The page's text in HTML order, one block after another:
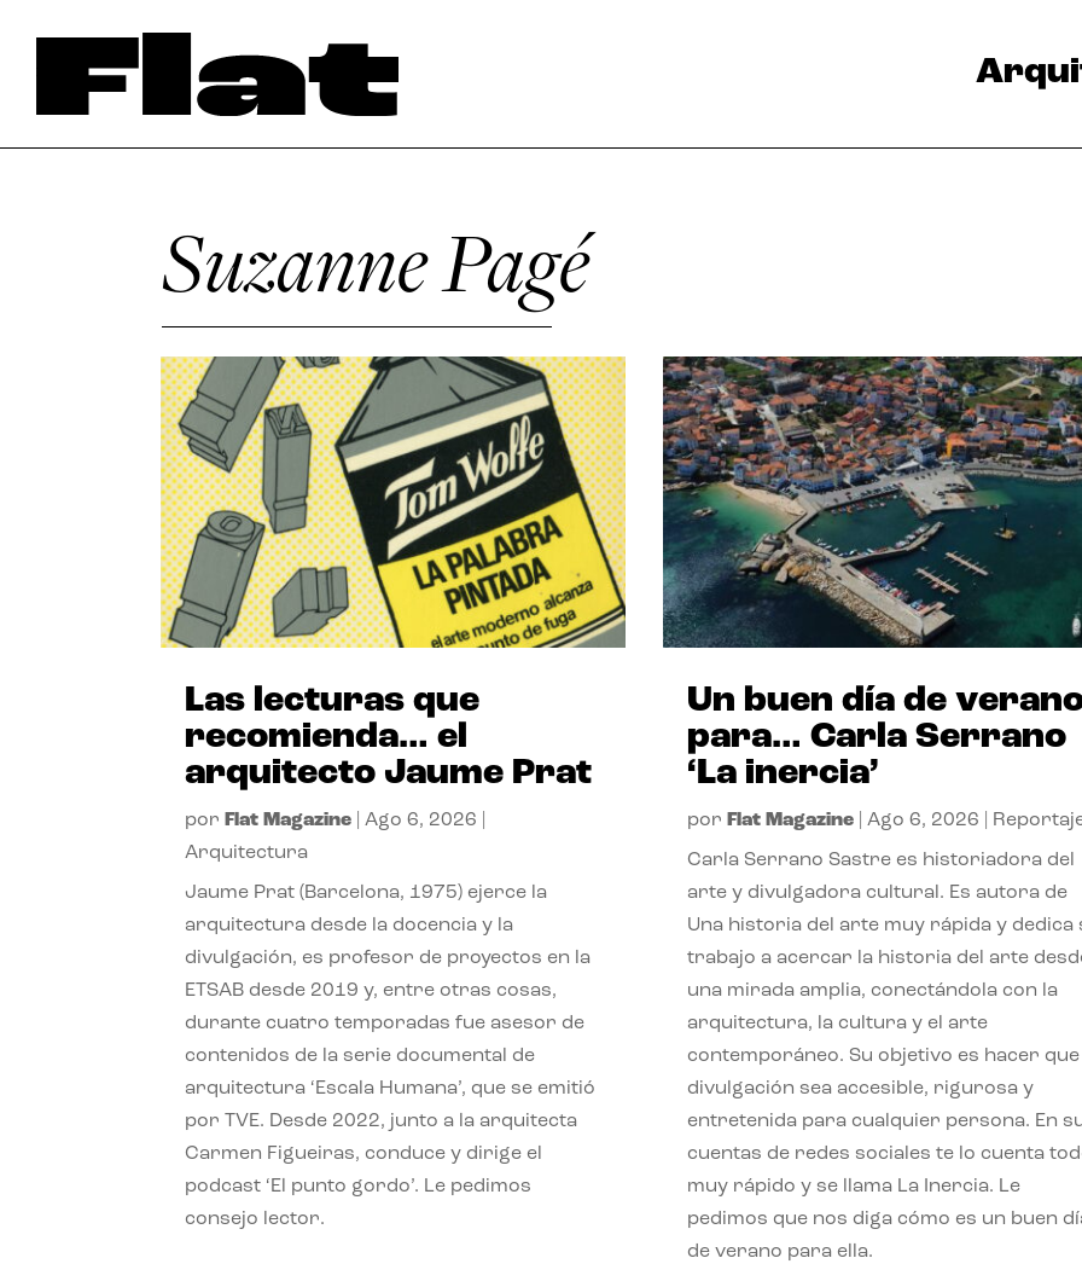
Suzanne Pagé
Las lecturas que
recomienda… el
arquitecto Jaume Prat
por Flat Magazine |Ago 6, 2026
Arquitectura
Jaume Prat (Barcelona, 1975) ejerce la
arquitectura desde la docencia y la
divulgación, es profesor de proyectos en la
ETSAB desde 2019 y, entre otras cosas,
durante cuatro temporadas fue asesor de
contenidos de la serie documental de
arquitectura ‘Escala Humana’, que se emitió
por TVE. Desde 2022, junto a la arquitecta
Carmen Figueiras, conduce y dirige el
podcast ‘El punto gordo’. Le pedimos
consejo lector.
Un buen día de
para… Carla Serrano
‘La inercia’
por Flat Magazine| Ago 6, 2026
Carla Serrano Sastre es historiadora del
arte y divulgadora cultural. Es autora de
Una historia del arte muy rápida y dedica
trabajo a acercar la historia del arte
una mirada amplia, conectándola con la
arquitectura, la cultura y el arte
contemporáneo. Su objetivo es hacer que
divulgación sea accesible, rigurosa y
entretenida para cualquier persona. En
cuentas de redes sociales te lo cuenta
muy rápido y se llama La Inercia. Le
pedimos que nos diga cómo es un buen
de verano para ella.